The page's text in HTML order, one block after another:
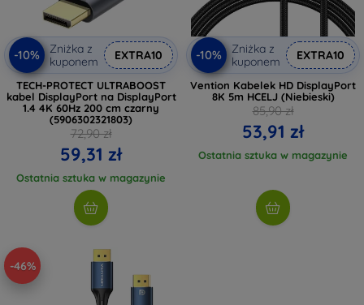
-10%
Zniżka z
kuponem
EXTRA10
TECH-PROTECT ULTRABOOST
kabel DisplayPort na DisplayPort
1.4 4K 60Hz 200 cm czarny
(5906302321803)
72,90 zł
59,31 zł
Ostatnia sztuka w magazynie
-10%
Zniżka z
kuponem
EXTRA10
Vention Kabelek HD DisplayPort
8K 5m HCELJ (Niebieski)
85,90 zł
53,91 zł
Ostatnia sztuka w magazynie
-46%